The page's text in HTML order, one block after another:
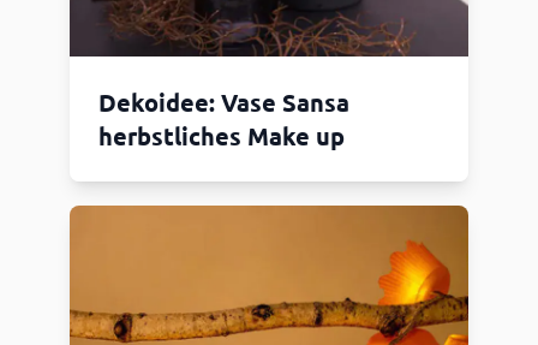
Dekoidee: Vase Sansa
herbstliches Make up